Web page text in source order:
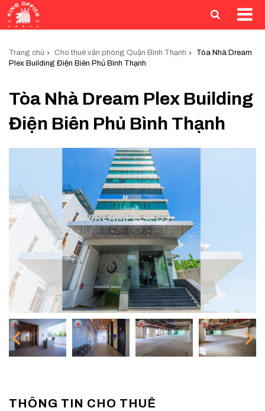
Trang chủ Cho thuê văn phòng Quận Bình Thạnh
Tòa Nhà Dream
Plex Building Điện Biên Phủ Bình Thạnh
Tòa Nhà Dream Plex Building
Điện Biên Phủ Bình Thạnh
THÔNG TIN CHO THUÊ